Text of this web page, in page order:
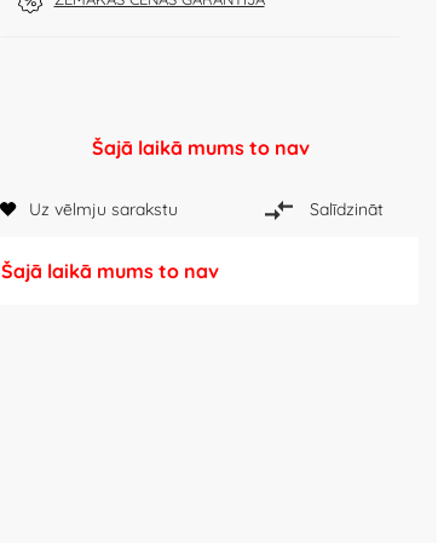
Šajā laikā mums to nav
Uz vēlmju sarakstu Salīdzināt
Šajā laikā mums to nav